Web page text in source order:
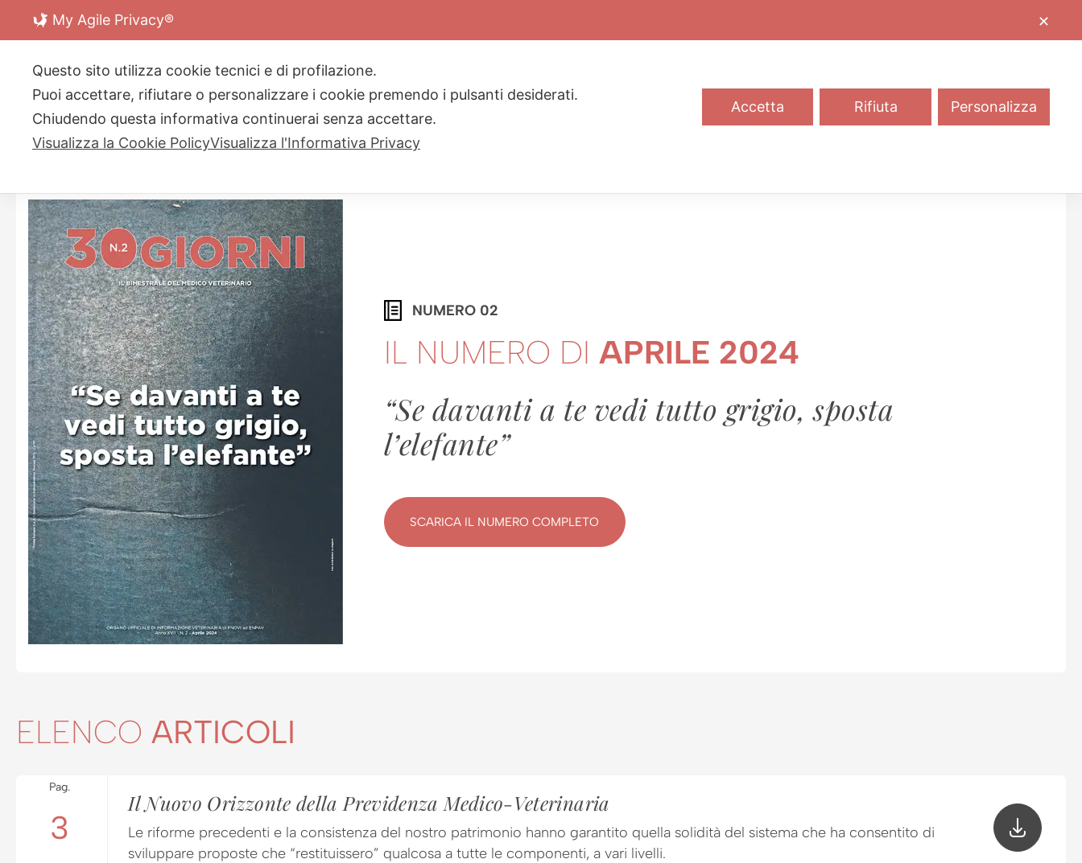
VETERINARIA diFNOVIed ENPAV
HOME ARCHIVIO» APRILE 2024
NUMERO 02
IL NUMERO DI APRILE 2024
“Se davanti a te vedi tutto grigio, sposta
l’elefante”
SCARICA IL NUMERO COMPLETO
ELENCO ARTICOLI
Pag.
3
Il Nuovo Orizzonte della Previdenza Medico-Veterinaria
Le riforme precedenti e la consistenza del nostro patrimonio hanno garantito quella solidità del sistema che ha consentito di
sviluppare proposte che “restituissero” qualcosa a tutte le componenti, a vari livelli.
My Agile Privacy® ✕
Questo sito utilizza cookie tecnici e di profilazione.
Puoi accettare, rifiutare o personalizzare i cookie premendo i pulsanti desiderati.
Chiudendo questa informativa continuerai senza accettare.
Visualizza la Cookie PolicyVisualizza l'Informativa Privacy
Accetta Rifiuta Personalizza